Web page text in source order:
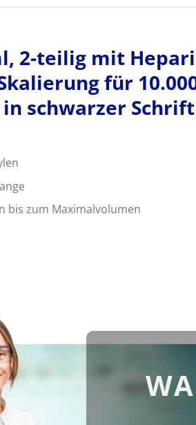
2-teilig mit
für 10.000
schwarzer
bis zum Maximalvolumen